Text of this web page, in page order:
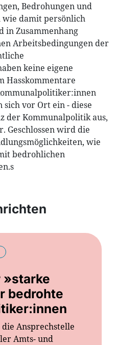
Bedrohungen und
wie damit persönlich
in Zusammenhang
Arbeitsbedingungen der
keine eigene
Hasskommentare
sich vor Ort ein - diese
der Kommunalpolitik aus,
Geschlossen wird die
wie
bedrohlichen
»starke
bedrohte
die Ansprechstelle
Amts- und